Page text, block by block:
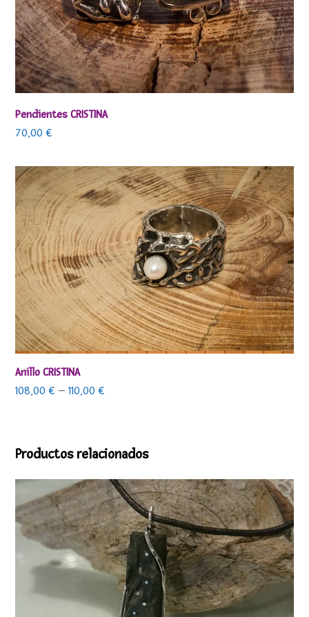
Pendientes CRISTINA
70,00€
Anillo CRISTINA
108,00€ –110,00€
Productos relacionados